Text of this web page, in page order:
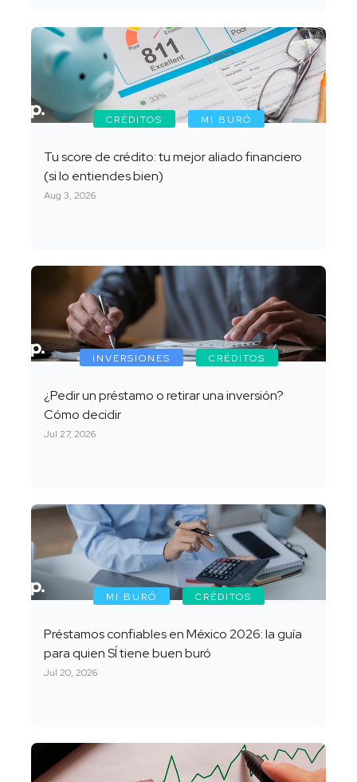
CRÉDITOS MI BURÓ
Tu score de crédito: tu mejor aliado financiero
(si lo entiendes bien)
Aug 3, 2026
INVERSIONES CRÉDITOS
¿Pedir un préstamo o retirar una inversión?
Cómo decidir
Jul 27, 2026
MI BURÓ CRÉDITOS
Préstamos confiables en México 2026: la guía
para quien SÍ tiene buen buró
Jul 20, 2026